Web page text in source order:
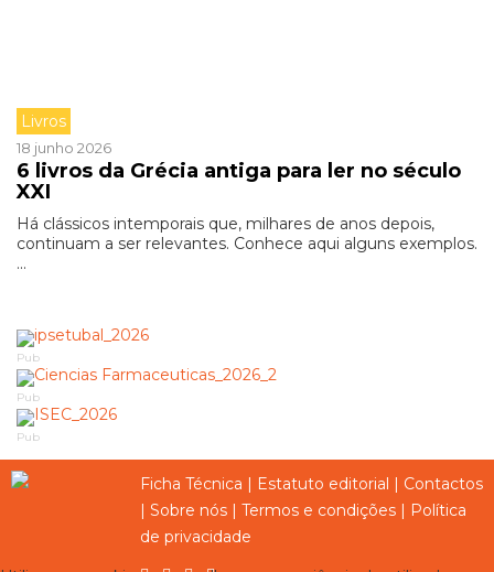
Livros
18 junho 2026
6 livros da Grécia antiga para ler no século
XXI
Há clássicos intemporais que, milhares de anos depois,
continuam a ser relevantes. Conhece aqui alguns exemplos.
...
Pub
Pub
Pub
Ficha Técnica | Estatuto editorial | Contactos
| Sobre nós | Termos e condições | Política
de privacidade